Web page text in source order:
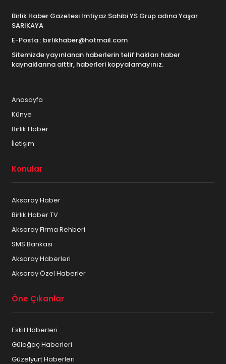
Birlik Haber Gazetesi İmtiyaz Sahibi YS Grup adına Yaşar
SARIKAYA
E-Posta : birlikhaber@hotmail.com
Sitemizde yayınlanan haberlerin telif hakları haber
kaynaklarına aittir, haberleri kopyalamayınız.
Anasayfa
Künye
Birlik Haber
İletişim
Konular
Aksaray Haber
Birlik Haber TV
Aksaray Firma Rehberi
SMS Bankası
Aksaray Haberleri
Aksaray Özel Haberler
Öne Çıkanlar
Eskil Haberleri
Gülağaç Haberleri
Güzelyurt Haberleri